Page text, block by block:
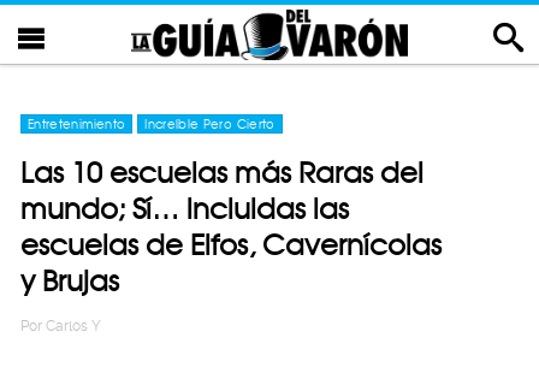
Entretenimiento Increíble Pero Cierto
Las 10 escuelas más Raras del
mundo; Sí… incluidas las
escuelas de Elfos, Cavernícolas
y Brujas
Por Carlos Y